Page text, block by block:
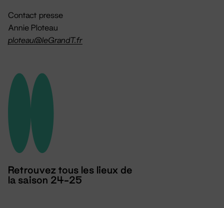
Contact presse
Annie Ploteau
ploteau@leGrandT.fr
Retrouvez tous les lieux de
la saison 24-25